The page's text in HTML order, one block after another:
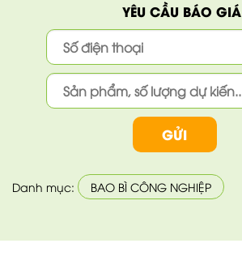
YÊU CẦU BÁO GIÁ
Danh mục: BAO BÌ CÔNG NGHIỆP